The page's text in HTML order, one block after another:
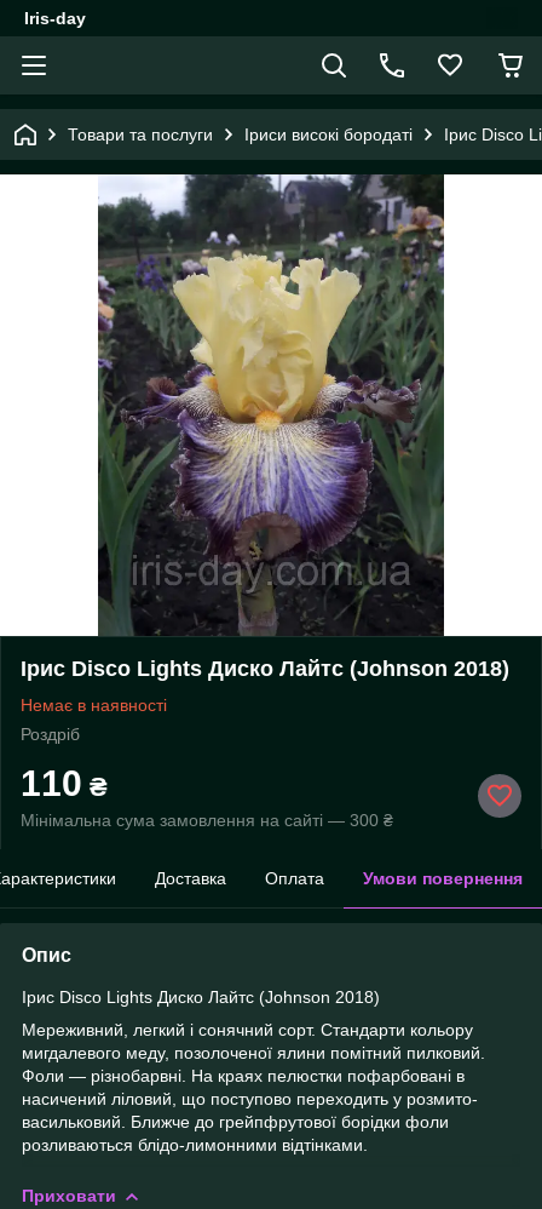
Iris-day
Товари та послуги Іриси високі бородаті Ірис Disco
Ірис Disco Lights Диско Лайтс (Johnson 2018)
Немає в наявності
Роздріб
110 ₴
Мінімальна сума замовлення на сайті — 300 ₴
Доставка Оплата Умови повернення
Опис
Ірис Disco Lights Диско Лайтс (Johnson 2018)
Мереживний, легкий і сонячний сорт. Стандарти кольору
мигдалевого меду, позолоченої ялини помітний пилковий.
Фоли — різнобарвні. На краях пелюстки пофарбовані в
насичений ліловий, що поступово переходить у розмито-
васильковий. Ближче до грейпфрутової борідки фоли
розливаються блідо-лимонними відтінками.
Приховати